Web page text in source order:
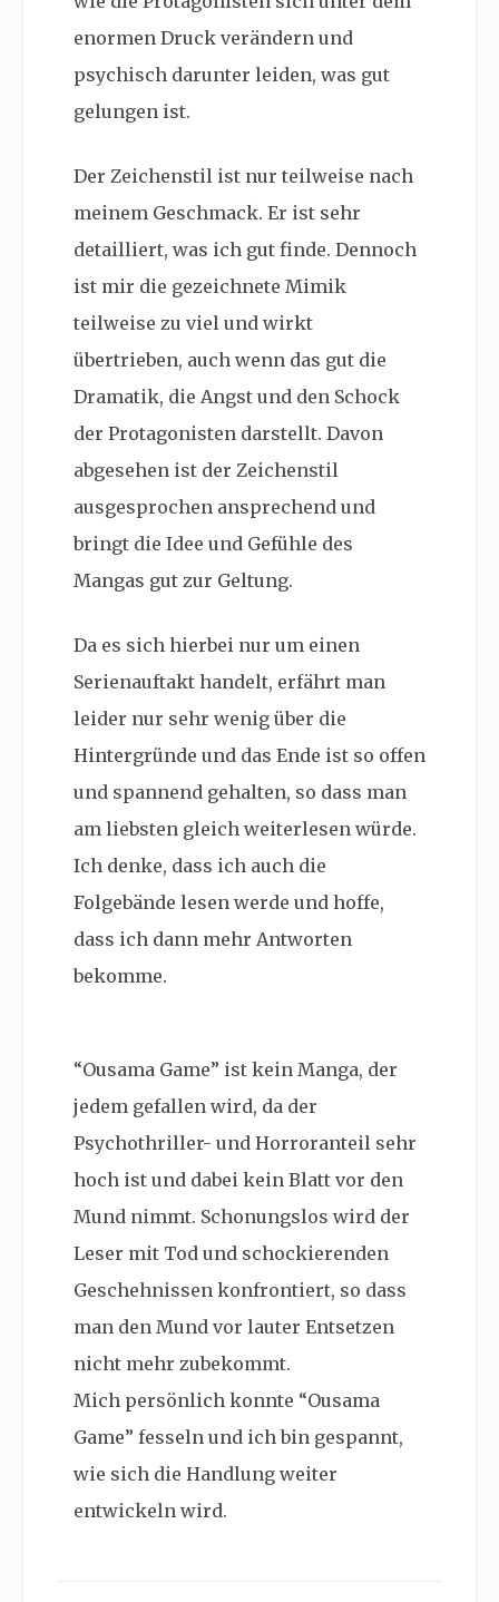
enormen Druck verändern und
psychisch darunter leiden, was gut
gelungen ist.
Der Zeichenstil ist nur teilweise nach
meinem Geschmack. Er ist sehr
detailliert, was ich gut finde. Dennoch
ist mir die gezeichnete Mimik
teilweise zu viel und wirkt
übertrieben, auch wenn das gut die
Dramatik, die Angst und den Schock
der Protagonisten darstellt. Davon
abgesehen ist der Zeichenstil
ausgesprochen ansprechend und
bringt die Idee und Gefühle des
Mangas gut zur Geltung.
Da es sich hierbei nur um einen
Serienauftakt handelt, erfährt man
leider nur sehr wenig über die
Hintergründe und das Ende ist so offen
und spannend gehalten, so dass man
am liebsten gleich weiterlesen würde.
Ich denke, dass ich auch die
Folgebände lesen werde und hoffe,
dass ich dann mehr Antworten
bekomme.
“Ousama Game” ist kein Manga, der
jedem gefallen wird, da der
Psychothriller- und Horroranteil sehr
hoch ist und dabei kein Blatt vor den
Mund nimmt. Schonungslos wird der
Leser mit Tod und schockierenden
Geschehnissen konfrontiert, so dass
man den Mund vor lauter Entsetzen
nicht mehr zubekommt.
Mich persönlich konnte “Ousama
Game” fesseln und ich bin gespannt,
wie sich die Handlung weiter
entwickeln wird.